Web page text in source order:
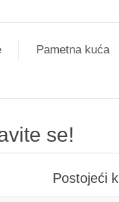
Pametna kuća
se!
Postojeći